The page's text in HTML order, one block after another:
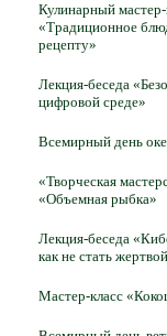
Кулинарный мастер-
«Традиционное
рецепту»
Лекция-беседа
цифровой среде»
Всемирный день
«Творческая
«Объемная рыбка»
Лекция-беседа
как не стать
Мастер-класс